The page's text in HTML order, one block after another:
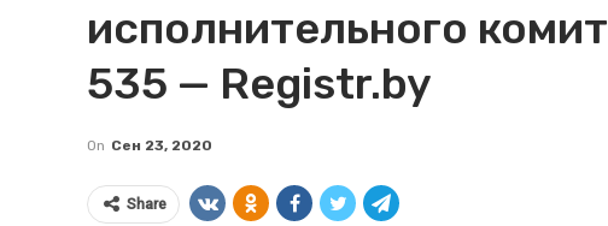
исполнительного
535 — Registr.by
On Сен 23, 2020
Share